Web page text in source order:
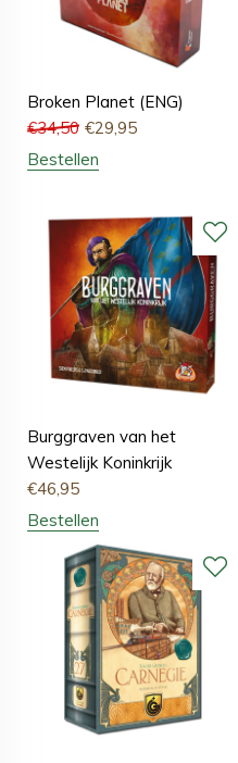
Broken Planet (ENG)
€34,50 €29,95
Bestellen
Burggraven van het
Westelijk Koninkrijk
€46,95
Bestellen